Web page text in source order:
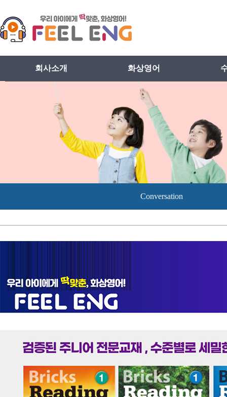
회사소개
인사말
비전
화상영어
화상영어란
화상영어장점
프로그램설치방법
Conversation